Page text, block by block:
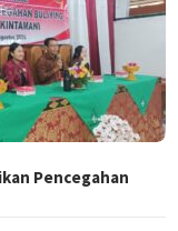
Pencegahan